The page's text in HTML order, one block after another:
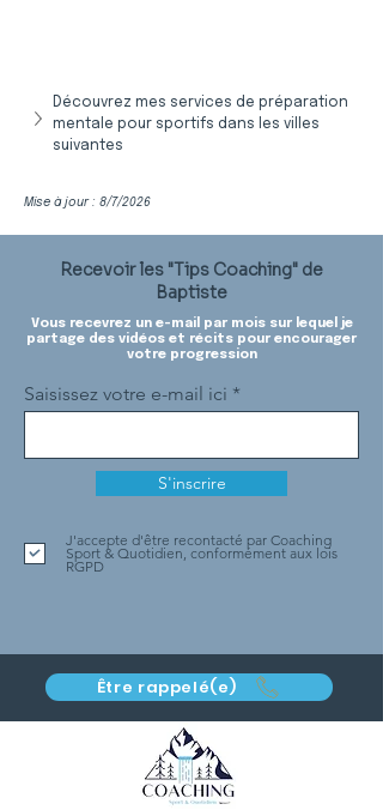
Découvrez mes services de préparation
mentale pour sportifs dans les villes
suivantes
Mise à jour : 8/7/2026
Recevoir les "Tips Coaching" de
Baptiste
Vous recevrez un e-mail par mois sur lequel je
partage des vidéos et récits pour encourager
votre progression
Saisissez votre e-mail ici
S'inscrire
J'accepte d'être recontacté par Coaching
Sport & Quotidien, conformément aux lois
RGPD
Être rappelé(e)